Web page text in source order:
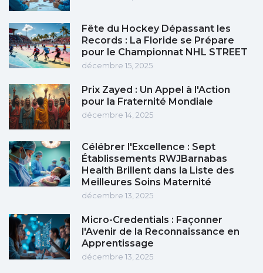
Fête du Hockey Dépassant les
Records : La Floride se Prépare
pour le Championnat NHL STREET
décembre 15, 2025
Prix Zayed : Un Appel à l'Action
pour la Fraternité Mondiale
décembre 14, 2025
Célébrer l'Excellence : Sept
Établissements RWJBarnabas
Health Brillent dans la Liste des
Meilleures Soins Maternité
décembre 13, 2025
Micro-Credentials : Façonner
l'Avenir de la Reconnaissance en
Apprentissage
décembre 13, 2025